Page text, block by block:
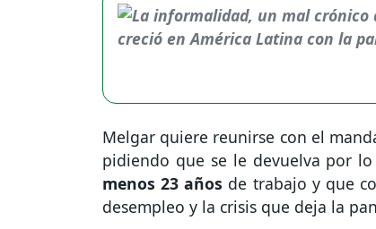
Melgar quiere reunirse con el
pidiendo que se le devuelva por lo
menos 23 años de trabajo y que
desempleo y la crisis que deja la